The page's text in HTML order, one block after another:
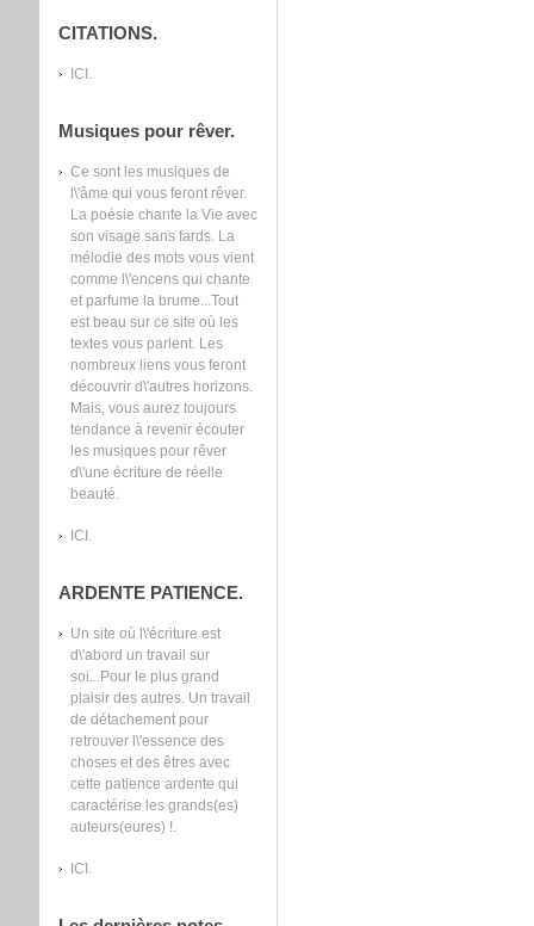
CITATIONS.
ICI.
Musiques pour rêver.
Ce sont les musiques de
l\'âme qui vous feront rêver.
La poésie chante la Vie avec
son visage sans fards. La
mélodie des mots vous vient
comme l\'encens qui chante
et parfume la brume...Tout
est beau sur ce site où les
textes vous parlent. Les
nombreux liens vous feront
découvrir d\'autres horizons.
Mais, vous aurez toujours
tendance à revenir écouter
les musiques pour rêver
d\'une écriture de réelle
beauté.
ICI.
ARDENTE PATIENCE.
Un site où l\'écriture est
d\'abord un travail sur
soi...Pour le plus grand
plaisir des autres. Un travail
de détachement pour
retrouver l\'essence des
choses et des êtres avec
cette patience ardente qui
caractérise les grands(es)
auteurs(eures) !.
ICI.